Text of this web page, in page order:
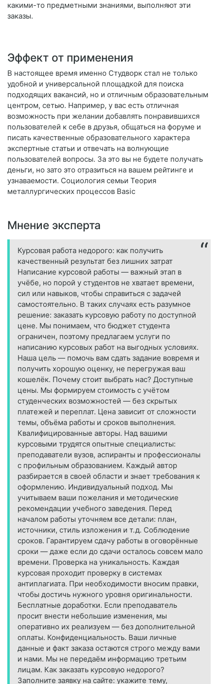
какими-то предметными знаниями, выполняют эти
заказы.
Эффект от применения
В настоящее время именно Студворк стал не только
удобной и универсальной площадкой для поиска
подходящих вакансий, но и отличным образовательным
центром, сетью. Например, у вас есть отличная
возможность при желании добавлять понравившихся
пользователей к себе в друзья, общаться на форуме и
писать качественные образовательного характера
экспертные статьи и отвечать на волнующие
пользователей вопросы. За это вы не будете получать
деньги, но зато это отразиться на вашем рейтинге и
узнаваемости. Социология семьи Теория
металлургических процессов Basic
Мнение эксперта
Курсовая работа недорого: как получить
качественный результат без лишних затрат
Написание курсовой работы — важный этап в
учёбе, но порой у студентов не хватает времени,
сил или навыков, чтобы справиться с задачей
самостоятельно. В таких случаях есть разумное
решение: заказать курсовую работу по доступной
цене. Мы понимаем, что бюджет студента
ограничен, поэтому предлагаем услуги по
написанию курсовых работ на выгодных условиях.
Наша цель — помочь вам сдать задание вовремя и
получить хорошую оценку, не перегружая ваш
кошелёк. Почему стоит выбрать нас? Доступные
цены. Мы формируем стоимость с учётом
студенческих возможностей — без скрытых
платежей и переплат. Цена зависит от сложности
темы, объёма работы и сроков выполнения.
Квалифицированные авторы. Над вашими
курсовыми трудятся опытные специалисты:
преподаватели вузов, аспиранты и профессионалы
с профильным образованием. Каждый автор
разбирается в своей области и знает требования к
оформлению. Индивидуальный подход. Мы
учитываем ваши пожелания и методические
рекомендации учебного заведения. Перед
началом работы уточняем все детали: план,
источники, стиль изложения и т. д. Соблюдение
сроков. Гарантируем сдачу работы в оговорённые
сроки — даже если до сдачи осталось совсем мало
времени. Проверка на уникальность. Каждая
курсовая проходит проверку в системах
антиплагиата. При необходимости вносим правки,
чтобы достичь нужного уровня оригинальности.
Бесплатные доработки. Если преподаватель
просит внести небольшие изменения, мы
оперативно их реализуем — без дополнительной
оплаты. Конфиденциальность. Ваши личные
данные и факт заказа остаются строго между вами
и нами. Мы не передаём информацию третьим
лицам. Как заказать курсовую недорого?
Заполните заявку на сайте: укажите тему,